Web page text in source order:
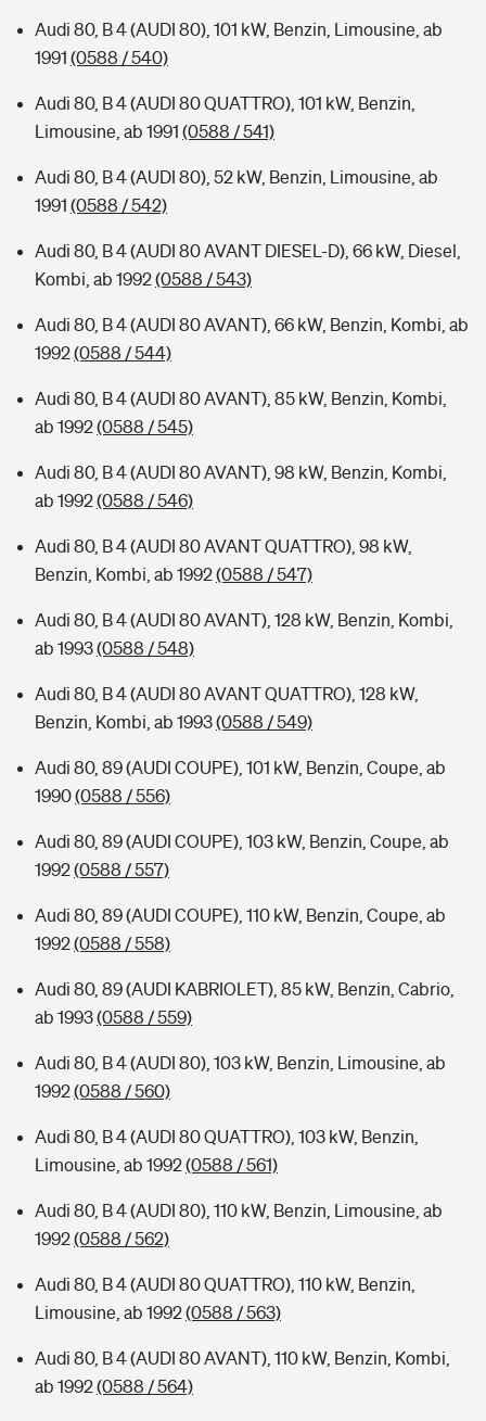
Audi 80, B 4 (AUDI 80), 101 kW, Benzin, Limousine, ab
1991 (0588 / 540)
Audi 80, B 4 (AUDI 80 QUATTRO), 101 kW, Benzin,
Limousine, ab 1991 (0588 / 541)
Audi 80, B 4 (AUDI 80), 52 kW, Benzin, Limousine, ab
1991 (0588 / 542)
Audi 80, B 4 (AUDI 80 AVANT DIESEL-D), 66 kW, Diesel,
Kombi, ab 1992(0588 / 543)
Audi 80, B 4 (AUDI 80 AVANT), 66 kW, Benzin, Kombi, ab
1992(0588 / 544)
Audi 80, B 4 (AUDI 80 AVANT), 85 kW, Benzin, Kombi,
ab 1992(0588 / 545)
Audi 80, B 4 (AUDI 80 AVANT), 98 kW, Benzin, Kombi,
ab 1992(0588 / 546)
Audi 80, B 4 (AUDI 80 AVANT QUATTRO), 98 kW,
Benzin, Kombi, ab 1992(0588 / 547)
Audi 80, B 4 (AUDI 80 AVANT), 128 kW, Benzin, Kombi,
ab 1993(0588 / 548)
Audi 80, B 4 (AUDI 80 AVANT QUATTRO), 128 kW,
Benzin, Kombi, ab 1993(0588 / 549)
Audi 80, 89 (AUDI COUPE), 101 kW, Benzin, Coupe, ab
1990(0588 / 556)
Audi 80, 89 (AUDI COUPE), 103 kW, Benzin, Coupe, ab
1992(0588 / 557)
Audi 80, 89 (AUDI COUPE), 110 kW, Benzin, Coupe, ab
1992(0588 / 558)
Audi 80, 89 (AUDI KABRIOLET), 85 kW, Benzin, Cabrio,
ab 1993(0588 / 559)
Audi 80, B 4 (AUDI 80), 103 kW, Benzin, Limousine, ab
1992(0588 / 560)
Audi 80, B 4 (AUDI 80 QUATTRO), 103 kW, Benzin,
Limousine, ab 1992(0588 / 561)
Audi 80, B 4 (AUDI 80), 110 kW, Benzin, Limousine, ab
1992(0588 / 562)
Audi 80, B 4 (AUDI 80 QUATTRO), 110 kW, Benzin,
Limousine, ab 1992(0588 / 563)
Audi 80, B 4 (AUDI 80 AVANT), 110 kW, Benzin, Kombi,
ab 1992(0588 / 564)